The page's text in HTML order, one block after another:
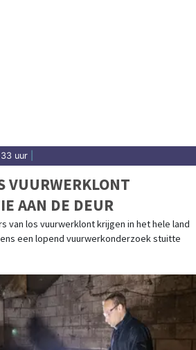
uur
VUURWERKLONT
AAN DE DEUR
van los vuurwerklont krijgen in het hele land
een lopend vuurwerkonderzoek stuitte